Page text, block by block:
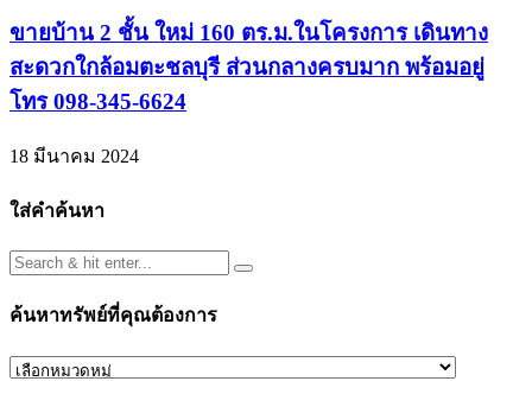
ขายบ้าน 2 ชั้น ใหม่ 160 ตร.ม.ในโครงการ เดินทาง
สะดวกใกล้อมตะชลบุรี ส่วนกลางครบมาก พร้อมอยู่
โทร 098-345-6624
18 มีนาคม 2024
ใส่คำค้นหา
ค้นหาทรัพย์ที่คุณต้องการ
ค้นหา